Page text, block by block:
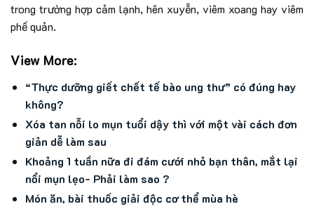
trong trường hợp cảm lạnh, hên xuyễn, viêm xoang hay viêm
phế quản.
View More:
“Thực dưỡng giết chết tế bào ung thư” có đúng hay
không?
Xóa tan nỗi lo mụn tuổi dậy thì với một vài cách đơn
giản dễ làm sau
Khoảng 1 tuần nữa đi đám cưới nhỏ bạn thân, mắt lại
nổi mụn lẹo- Phải làm sao ?
Món ăn, bài thuốc giải độc cơ thể mùa hè